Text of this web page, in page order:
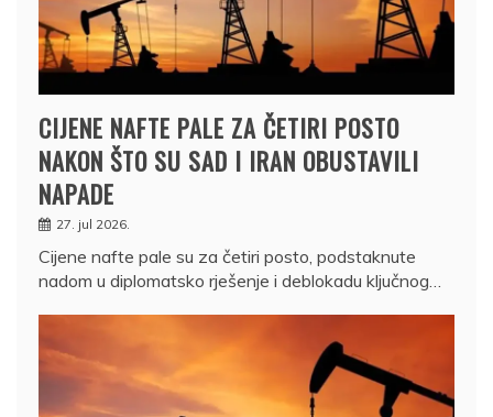
CIJENE NAFTE PALE ZA ČETIRI POSTO
NAKON ŠTO SU SAD I IRAN OBUSTAVILI
NAPADE
27. jul 2026.
Cijene nafte pale su za četiri posto, podstaknute
nadom u diplomatsko rješenje i deblokadu ključnog…